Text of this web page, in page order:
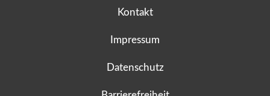
Kontakt
Impressum
Datenschutz